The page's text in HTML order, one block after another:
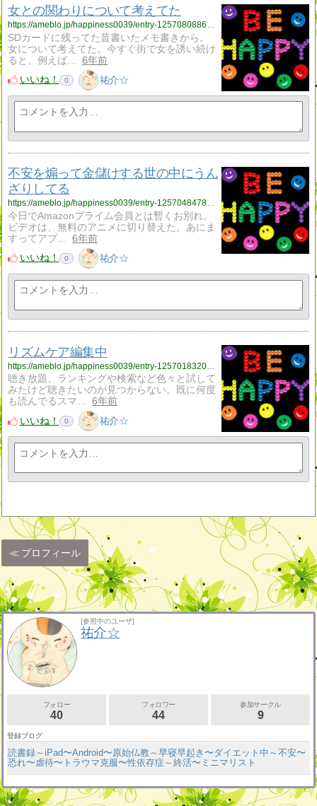
女との関わりについて考えてた
https://ameblo.jp/happiness0039/entry-12570808864.html
SDカードに残ってた昔書いたメモ書きから。
女について考えてた。今すぐ街で女を誘い続け
ると、例えば…
6年前
いいね！
0 祐介☆
不安を煽って金儲けする世の中にうん
ざりしてる
https://ameblo.jp/happiness0039/entry-12570484789.html
今日でAmazonプライム会員とは暫くお別れ。
ビデオは、無料のアニメに切り替えた。あにま
すってアプ…
6年前
いいね！
0 祐介☆
リズムケア編集中
聴き放題、ランキングや検索など色々と試して
みたけど聴きたいのが見つからない。既に何度
も読んでるスマ…
6年前
いいね！
0 祐介☆
プロフィール
[参照中のユーザ]
祐介☆
フォロー
40
フォロワー
44
参加サークル
9
登録ブログ
読書録～iPad〜Android〜原始仏教～早寝早起き〜ダイエット中～不安〜
恐れ〜虐待〜トラウマ克服〜性依存症～終活〜ミニマリスト